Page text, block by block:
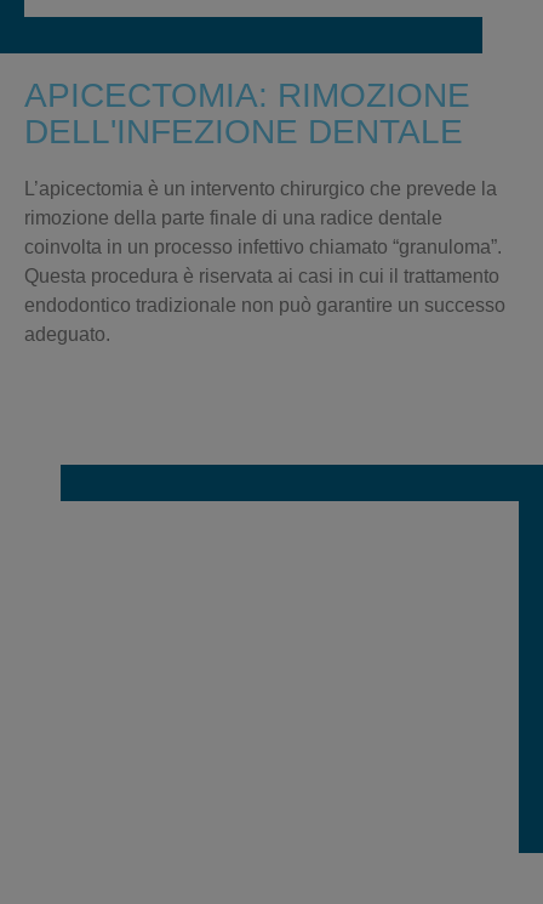
APICECTOMIA: RIMOZIONE
DELL'INFEZIONE DENTALE
L’apicectomia è un intervento chirurgico che prevede la
rimozione della parte finale di una radice dentale
coinvolta in un processo infettivo chiamato “granuloma”.
Questa procedura è riservata ai casi in cui il trattamento
endodontico tradizionale non può garantire un successo
adeguato.